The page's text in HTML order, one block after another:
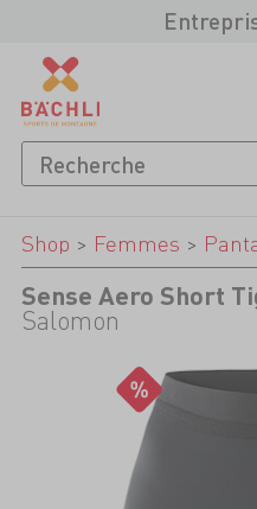
Shop > Femmes >
Sense Aero Short
Salomon